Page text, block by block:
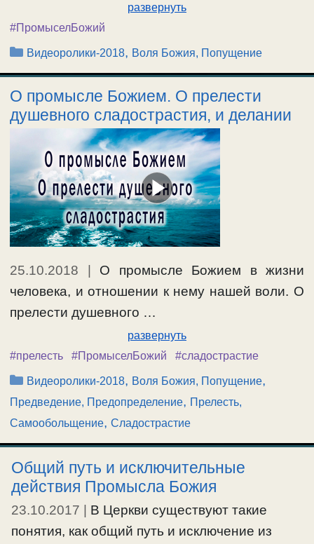
развернуть
#ПромыселБожий
Рубрики
Видеоролики-2018, Воля Божия, Попущение
О промысле Божием. О прелести
душевного сладострастия, и делании
25.10.2018 | О промысле Божием в жизни
человека, и отношении к нему нашей воли. О
прелести душевного …
развернуть
#прелесть
#ПромыселБожий #сладострастие
Рубрики
Видеоролики-2018, Воля Божия, Попущение,
Предведение, Предопределение, Прелесть,
Самообольщение, Сладострастие
Общий путь и исключительные
действия Промысла Божия
23.10.2017
В Церкви существуют такие
понятия, как общий путь и исключение из